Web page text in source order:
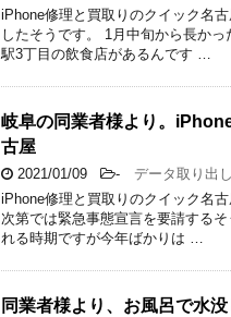
iPhone修理と買取りのクイック名
したそうです。 1月中旬から長か
駅3丁目の飲食店があるんです …
岐阜の同業者様より。
古屋
2021/01/09 - データ取り出し
iPhone修理と買取りのクイック名
次第では緊急事態宣言を要請する
れる時期ですが今年ばかりは …
同業者様より、お風呂で水